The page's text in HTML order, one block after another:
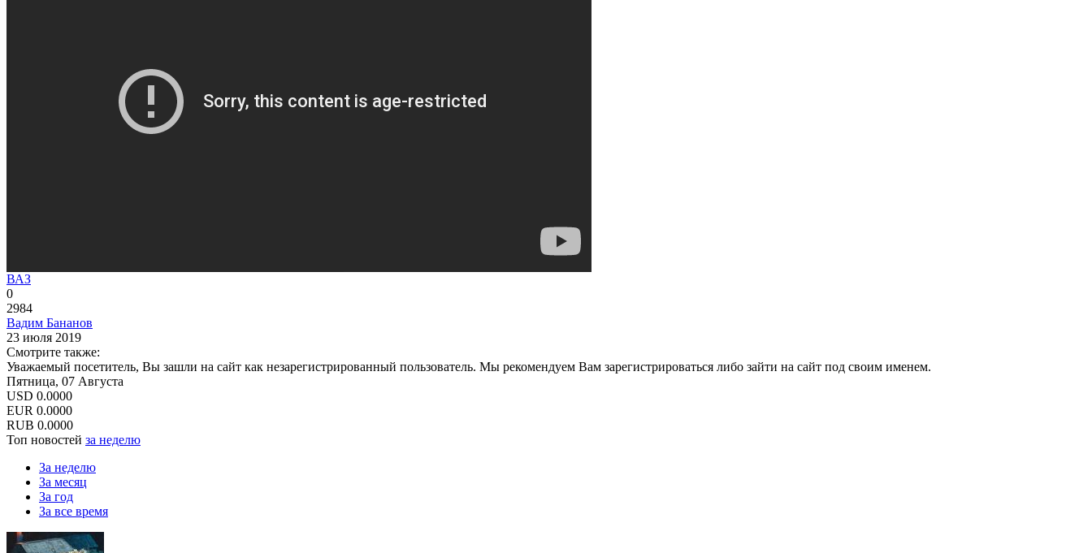
ВАЗ
0
2984
Вадим Бананов
23 июля 2019
Смотрите также:
Уважаемый посетитель, Вы зашли на сайт как незарегистрированный пользователь. Мы рекомендуем Вам зарегистрироваться либо зайти на сайт под своим именем.
Пятница, 07 Августа
USD 0.0000
EUR 0.0000
RUB 0.0000
Топ новостей за неделю
За неделю
За месяц
За год
За все время